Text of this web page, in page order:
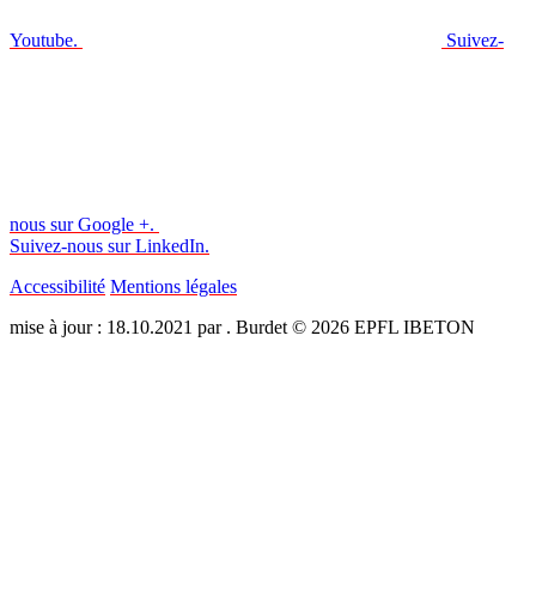
Youtube. Suivez-
nous sur Google +.
Suivez-nous sur LinkedIn.
Accessibilité Mentions légales
mise à jour : 18.10.2021 par . Burdet © 2026 EPFL IBETON